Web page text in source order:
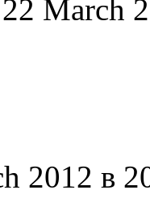
22 March
2012 в